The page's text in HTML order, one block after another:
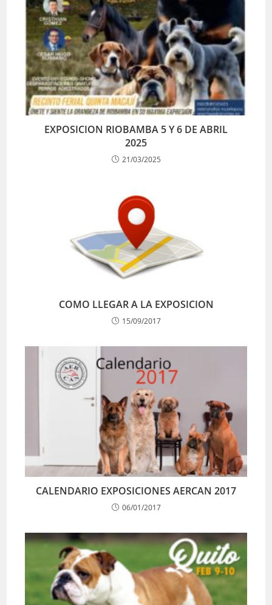
EXPOSICION RIOBAMBA 5 Y 6 DE ABRIL
2025
21/03/2025
COMO LLEGAR A LA EXPOSICION
15/09/2017
CALENDARIO EXPOSICIONES AERCAN 2017
06/01/2017